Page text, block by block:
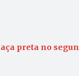
preta no